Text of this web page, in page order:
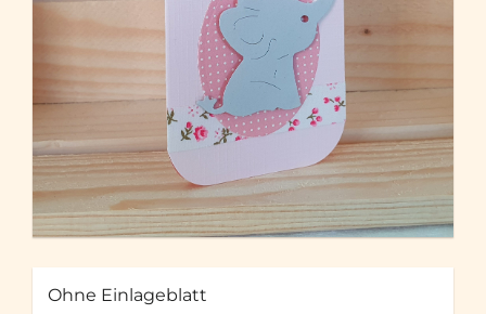
Ohne Einlageblatt